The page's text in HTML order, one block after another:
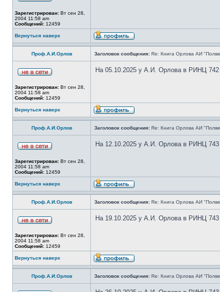
Зарегистрирован: Вт сен 28,
2004 11:58 am
Сообщений: 12459
Вернуться наверх
Проф.А.И.Орлов Заголовок сообщения: Re: Книга Орлова АИ
Зарегистрирован: Вт сен 28,
2004 11:58 am
Сообщений: 12459
На 05.10.2025 у А.И. Орлова в РИНЦ 742
Вернуться наверх
Проф.А.И.Орлов Заголовок сообщения: Re: Книга Орлова АИ
Зарегистрирован: Вт сен 28,
2004 11:58 am
Сообщений: 12459
На 12.10.2025 у А.И. Орлова в РИНЦ 743
Вернуться наверх
Проф.А.И.Орлов Заголовок сообщения: Re: Книга Орлова АИ
Зарегистрирован: Вт сен 28,
2004 11:58 am
Сообщений: 12459
На 19.10.2025 у А.И. Орлова в РИНЦ 743
Вернуться наверх
Проф.А.И.Орлов Заголовок сообщения: Re: Книга Орлова АИ